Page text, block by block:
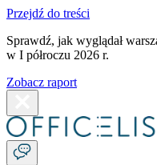
Przejdź do treści
Sprawdź, jak wyglądał
w I półroczu 2026 r.
Zobacz raport